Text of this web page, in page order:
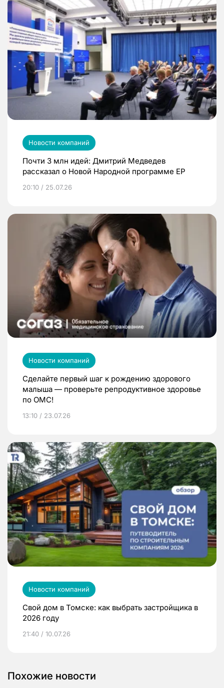
Новости компаний
Почти 3 млн идей: Дмитрий Медведев
рассказал о Новой Народной программе ЕР
20:10 / 25.07.26
Новости компаний
Сделайте первый шаг к рождению здорового
малыша — проверьте репродуктивное здоровье
по ОМС!
13:10 / 23.07.26
Новости компаний
Свой дом в Томске: как выбрать застройщика в
2026 году
21:40 / 10.07.26
Похожие новости